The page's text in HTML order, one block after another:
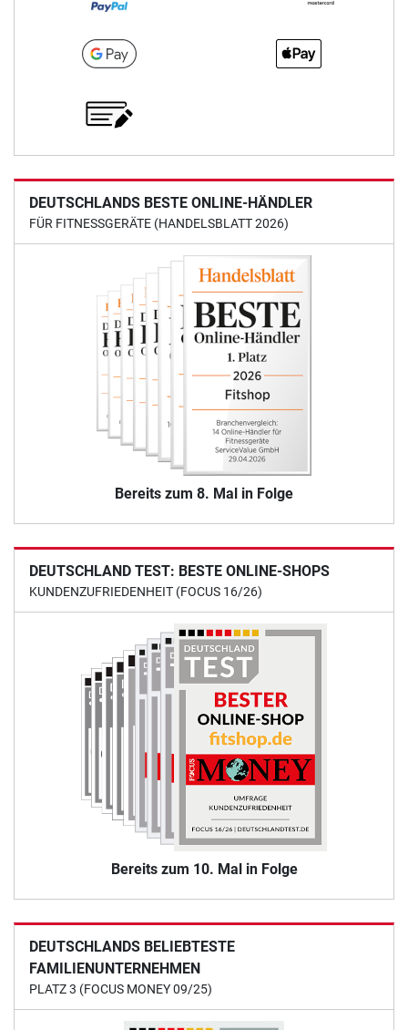
DEUTSCHLANDS BESTE ONLINE-HÄNDLER
FÜR FITNESSGERÄTE (HANDELSBLATT 2026)
Bereits zum 8. Mal in Folge
DEUTSCHLAND TEST: BESTE ONLINE-SHOPS
KUNDENZUFRIEDENHEIT (FOCUS 16/26)
Bereits zum 10. Mal in Folge
DEUTSCHLANDS BELIEBTESTE
FAMILIENUNTERNEHMEN
PLATZ 3 (FOCUS MONEY 09/25)